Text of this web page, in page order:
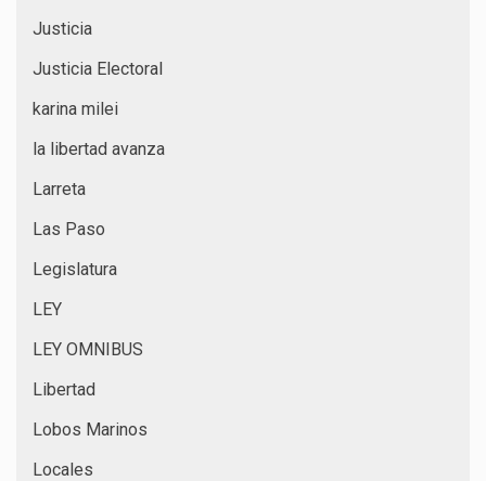
Justicia
Justicia Electoral
karina milei
la libertad avanza
Larreta
Las Paso
Legislatura
LEY
LEY OMNIBUS
Libertad
Lobos Marinos
Locales